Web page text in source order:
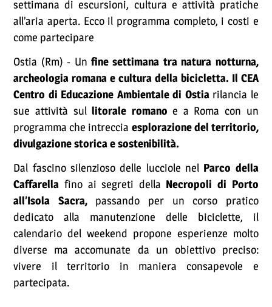
settimana di escursioni, cultura e attività pratiche
all’aria aperta. Ecco il programma completo, i costi e
come partecipare
Ostia (Rm) - Un fine settimana tra natura notturna,
archeologia romana e cultura della bicicletta. Il CEA
Centro di Educazione Ambientale di Ostia rilancia le
sue attività sullitorale romano e a Roma con un
programma che intreccia esplorazione del territorio,
divulgazione storica e sostenibilità.
Dal fascino silenzioso delle lucciole nel Parco della
Caffarella fino ai segreti della Necropoli di Porto
all’Isola Sacra,passando per un corso pratico
dedicato alla manutenzione delle biciclette, il
calendario del weekend propone esperienze molto
diverse ma accomunate da un obiettivo preciso:
vivere il territorio in maniera consapevole e
partecipata.